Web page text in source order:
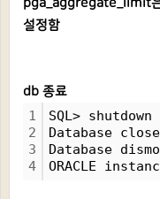
pga_aggregate_limit
설정함
db 종료
1
2
3
4
SQL>
Database
Database
ORACLE